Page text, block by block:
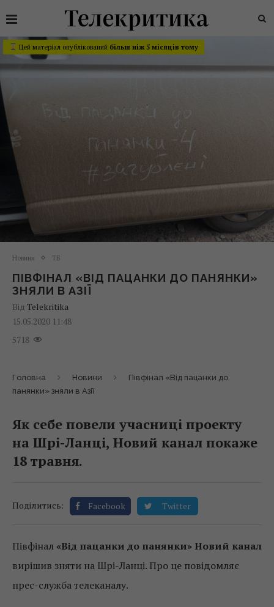
Цей матеріал опублікований більш ніж 5 місяців тому
Новини ТБ
ПІВФІНАЛ «ВІД ПАЦАНКИ ДО ПАНЯНКИ»
ЗНЯЛИ В АЗІЇ
Від Telekritika
15.05.2020 11:48
5718
Головна Новини
Півфінал «Від пацанки до
панянки» зняли в Азії
Як себе повели учасниці проекту
на Шрі-Ланці, Новий канал покаже
18 травня.
Поділитись: Facebook Twitter
Півфінал «Від пацанки до панянки» Новий канал
вирішив зняти на Шрі-Ланці. Про це повідомляє
прес-служба телеканалу.